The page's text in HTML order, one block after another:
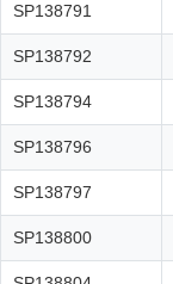
SP138791
SP138792
SP138794
SP138796
SP138797
SP138800